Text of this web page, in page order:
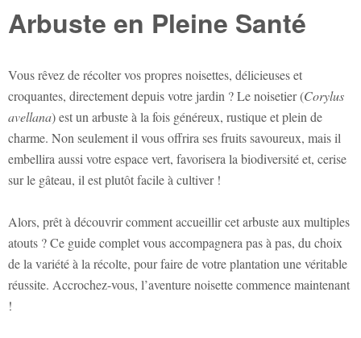
Arbuste en Pleine Santé
Vous rêvez de récolter vos propres noisettes, délicieuses et
croquantes, directement depuis votre jardin ? Le noisetier (Corylus
avellana) est un arbuste à la fois généreux, rustique et plein de
charme. Non seulement il vous offrira ses fruits savoureux, mais il
embellira aussi votre espace vert, favorisera la biodiversité et, cerise
sur le gâteau, il est plutôt facile à cultiver !
Alors, prêt à découvrir comment accueillir cet arbuste aux multiples
atouts ? Ce guide complet vous accompagnera pas à pas, du choix
de la variété à la récolte, pour faire de votre plantation une véritable
réussite. Accrochez-vous, l’aventure noisette commence maintenant
!